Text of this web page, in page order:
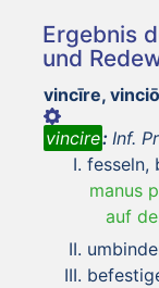
Ergebnis
und
vincīre,
vincire: Inf.
fesseln,
manus
auf